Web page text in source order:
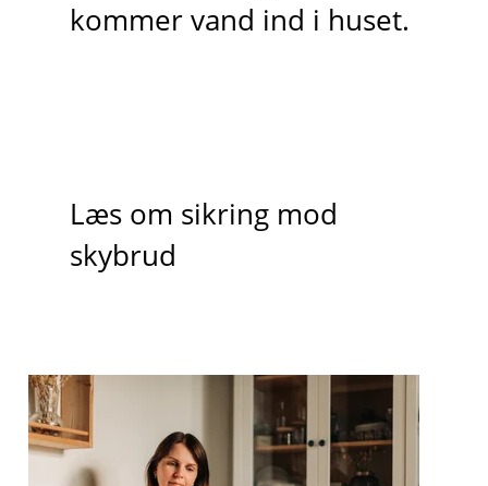
kommer vand ind i huset.
Læs om sikring mod
skybrud